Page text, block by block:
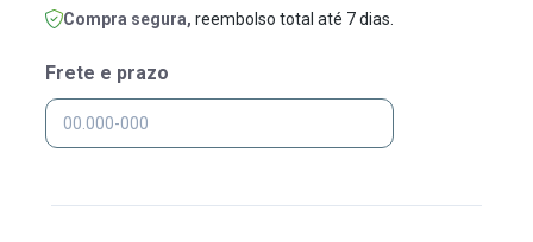
Compra segura, reembolso total até 7 dias.
Frete e prazo